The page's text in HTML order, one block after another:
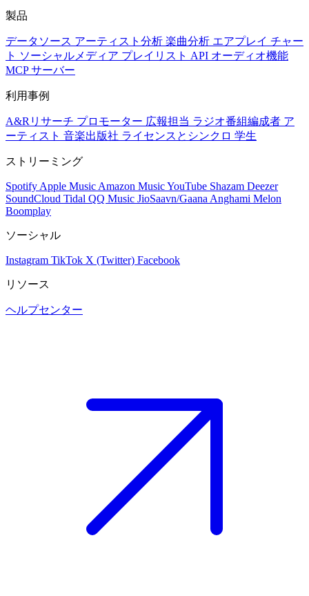
製品
データソース アーティスト分析 楽曲分析 エアプレイ チャー
ト ソーシャルメディア プレイリスト API オーディオ機能
MCP サーバー
利用事例
A&Rリサーチ プロモーター 広報担当 ラジオ番組編成者 ア
ーティスト 音楽出版社 ライセンスとシンクロ 学生
ストリーミング
Spotify Apple Music Amazon MusicYouTube Shazam Deezer
SoundCloud Tidal QQ Music JioSaavn/Gaana Anghami Melon
Boomplay
ソーシャル
Instagram TikTok X (Twitter) Facebook
リソース
ヘルプセンター